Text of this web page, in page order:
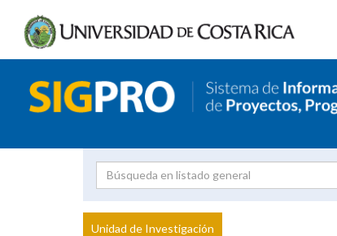
Proyecto
Investigador
Unidad de Investigación